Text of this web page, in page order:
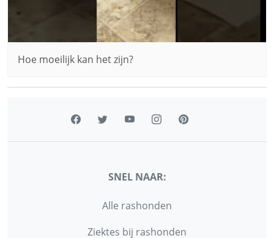
Hoe moeilijk kan het zijn?
SNEL NAAR:
Alle rashonden
Ziektes bij rashonden